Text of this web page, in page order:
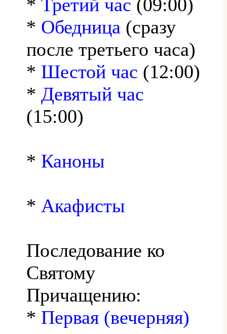
* Третий час (09:00)
* Обедница (сразу
после третьего часа)
* Шестой час (12:00)
* Девятый час
(15:00)
* Каноны
* Акафисты
Последование ко
Святому
Причащению:
* Первая (вечерняя)